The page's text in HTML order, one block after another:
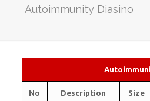
Autoimmunity Diasino
No Description Size